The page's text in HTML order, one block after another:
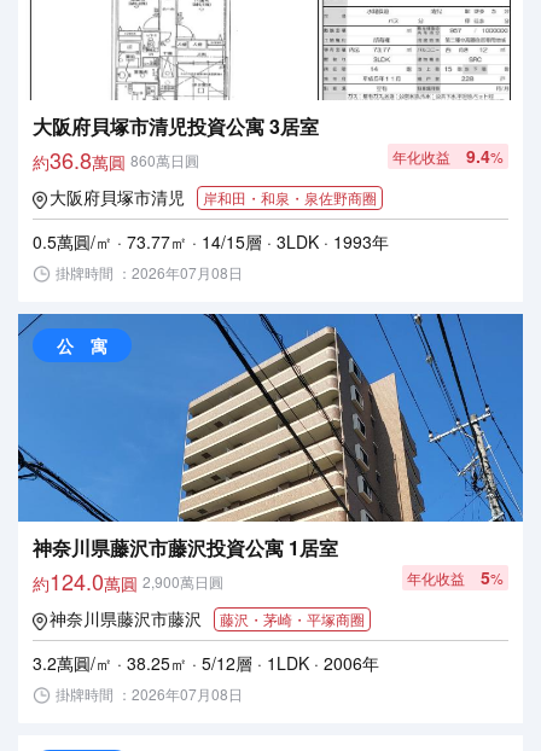
大阪府貝塚市清児投資公寓 3居室
約36.8萬圓 860萬日圓 年化收益 9.4%
大阪府貝塚市清児 岸和田・和泉・泉佐野商圈
0.5萬圓/㎡ · 73.77㎡ · 14/15層 · 3LDK · 1993年
掛牌時間 ：2026年07月08日
公 寓
神奈川県藤沢市藤沢投資公寓 1居室
約124.0萬圓 2,900萬日圓 年化收益 5%
神奈川県藤沢市藤沢 藤沢・茅崎・平塚商圈
3.2萬圓/㎡ · 38.25㎡ · 5/12層 · 1LDK · 2006年
掛牌時間 ：2026年07月08日